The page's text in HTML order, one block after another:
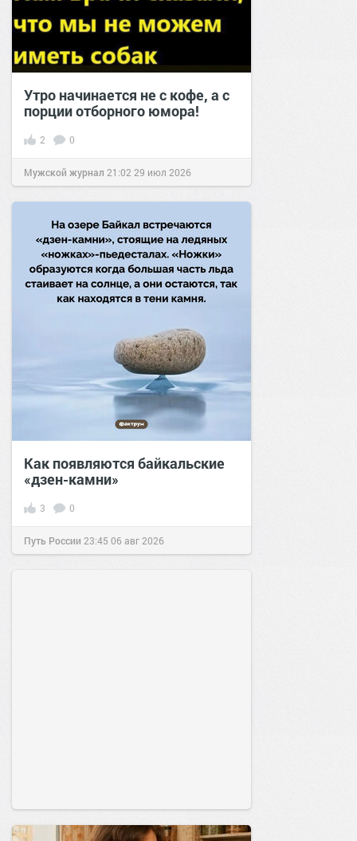
Утро начинается не с кофе, а с
порции отборного юмора!
2 0
Мужской журнал 21:02 29 июл 2026
Как появляются байкальские
«дзен-камни»
3 0
Путь России 23:45 06 авг 2026